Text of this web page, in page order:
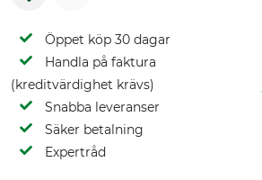
Öppet köp 30 dagar
Handla på faktura
(kreditvärdighet krävs)
Snabba leveranser
Säker betalning
Expertråd